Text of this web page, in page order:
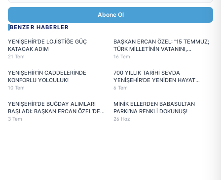
Abone Ol
BENZER HABERLER
YENİŞEHİR’DE LOJİSTİĞE GÜÇ
KATACAK ADIM
21 Tem
BAŞKAN ERCAN ÖZEL: “15 TEMMUZ;
TÜRK MİLLETİNİN VATANINI,
BAYRAĞINI, EZANINI SAVUNDUĞU
16 Tem
YENİŞEHİR’İN CADDELERİNDE
KONFORLU YOLCULUK!
10 Tem
700 YILLIK TARİHİ SEVDA
YENİŞEHİR'DE YENİDEN HAYAT
BULDU
6 Tem
YENİŞEHİR’DE BUĞDAY ALIMLARI
BAŞLADI: BAŞKAN ERCAN ÖZEL’DEN
ÜRETİCİYE TAM DESTEK
3 Tem
MİNİK ELLERDEN BABASULTAN
PARKI’NA RENKLİ DOKUNUŞ!
26 Haz